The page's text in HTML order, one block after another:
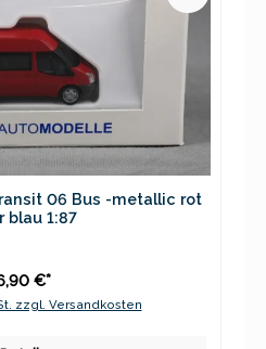
06 Bus -metallic rot
blau 1:87
€*
zzgl. Versandkosten